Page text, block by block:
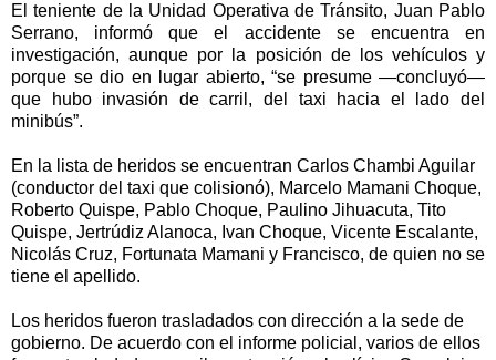
El teniente de la Unidad Operativa de Tránsito, Juan Pablo
Serrano, informó que el accidente se encuentra en
investigación, aunque por la posición de los vehículos y
porque se dio en lugar abierto, “se presume —concluyó—
que hubo invasión de carril, del taxi hacia el lado del
minibús”.
En la lista de heridos se encuentran Carlos Chambi Aguilar
(conductor del taxi que colisionó), Marcelo Mamani Choque,
Roberto Quispe, Pablo Choque, Paulino Jihuacuta, Tito
Quispe, Jertrúdiz Alanoca, Ivan Choque, Vicente Escalante,
Nicolás Cruz, Fortunata Mamani y Francisco, de quien no se
tiene el apellido.
Los heridos fueron trasladados con dirección a la sede de
gobierno. De acuerdo con el informe policial, varios de ellos